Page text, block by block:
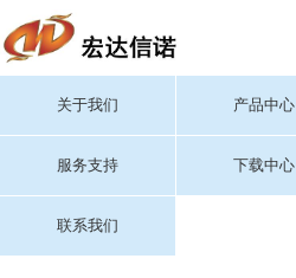
关于我们 产品中心
服务支持 下载中心
联系我们